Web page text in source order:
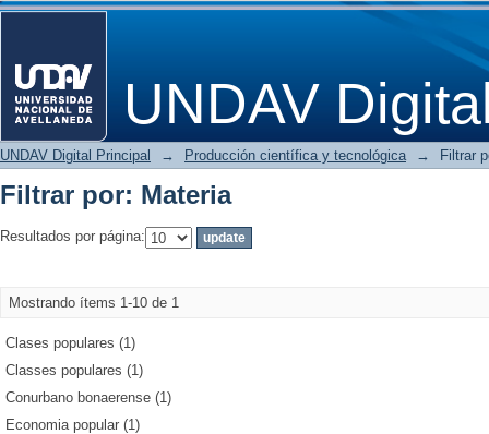
UNDAV
Filtrar por: Materia
UNDAV Digital Principal → Producción científica y tecnológica → Filtrar
Filtrar por: Materia
Resultados por página:
Mostrando ítems 1-10 de 1
Clases populares (1)
Classes populares (1)
Conurbano bonaerense (1)
Economia popular (1)